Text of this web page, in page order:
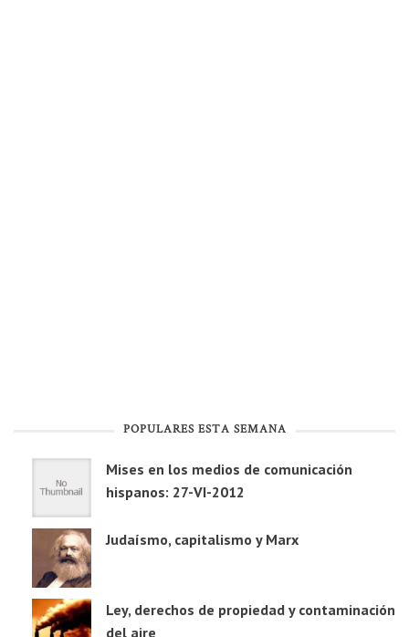
POPULARES ESTA SEMANA
Mises en los medios de comunicación
hispanos: 27-VI-2012
Judaísmo, capitalismo y Marx
Ley, derechos de propiedad y contaminación
del aire